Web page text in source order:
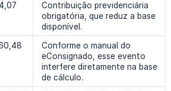
Contribuição previdenciária
obrigatória, que reduz a base
disponível.
Conforme o manual do
eConsignado, esse evento
interfere diretamente na base
de cálculo.